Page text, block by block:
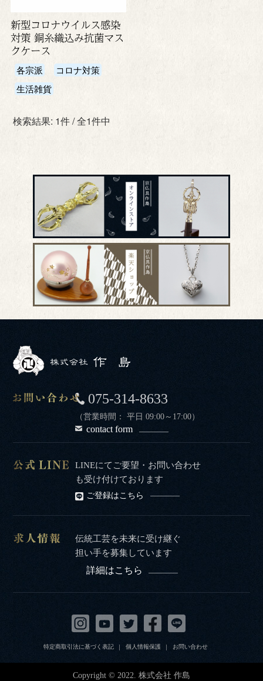
新型コロナウイルス感染
対策 銅糸織込み抗菌マス
クケース
各宗派
コロナ対策
生活雑貨
検索結果: 1件 / 全1件中
075-314-8633
（営業時間： 平日 09:00～17:00）
contact form
LINEにてご要望・お問い合わせ
も受け付けております
ご登録はこちら
伝統工芸を未来に受け継ぐ
担い手を募集しています
詳細はこちら
特定商取引法に基づく表記 個人情報保護 お問い合わせ
Copyright © 2022. 株式会社 作島